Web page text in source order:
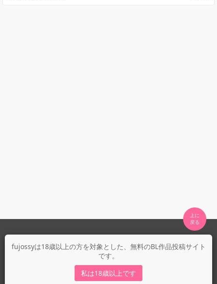
fujossyは18歳以上の方を対象とした、無料のBL作品投稿サイト
です。
私は18歳以上です
上に
fujossyについて
fujossy運営ブログ